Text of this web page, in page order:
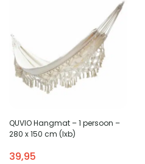
QUVIO Hangmat – 1 persoon –
280 x 150 cm (lxb)
39,95